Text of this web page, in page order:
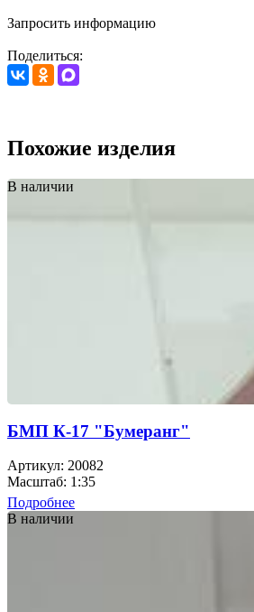
Запросить информацию
Поделиться:
Похожие изделия
В наличии
БМП К-17 "Бумеранг"
Артикул: 20082
Масштаб: 1:35
Подробнее
В наличии